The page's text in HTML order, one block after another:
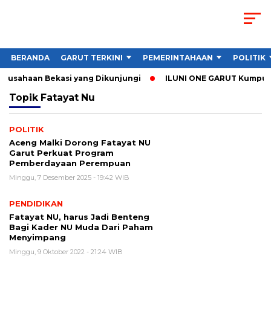
BERANDA GARUT TERKINI PEMERINTAHAAN POLITIK
Bekasi yang Dikunjungi ILUNI ONE GARUT
Topik Fatayat Nu
POLITIK
Aceng Malki Dorong Fatayat NU
Garut Perkuat Program
Pemberdayaan Perempuan
Minggu, 7 Desember 2025 - 19:42 WIB
PENDIDIKAN
Fatayat NU, harus Jadi Benteng
Bagi Kader NU Muda Dari Paham
Menyimpang
Minggu, 9 Oktober 2022 - 21:24 WIB